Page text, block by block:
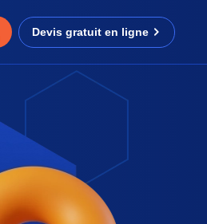
Devis gratuit en ligne